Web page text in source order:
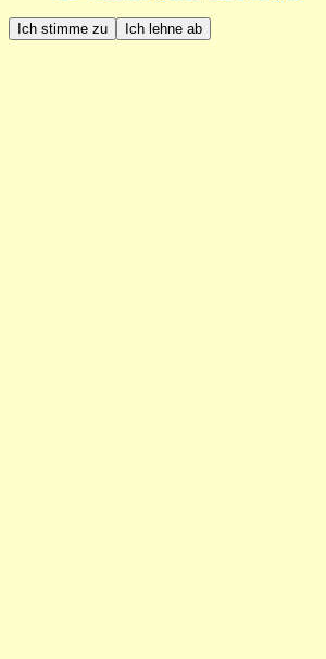
Ich stimme zu Ich lehne ab